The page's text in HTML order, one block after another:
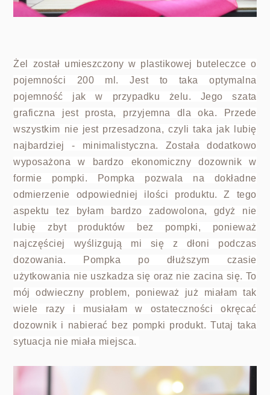
Żel został umieszczony w plastikowej buteleczce o
pojemności 200 ml. Jest to taka optymalna
pojemność jak w przypadku żelu. Jego szata
graficzna jest prosta, przyjemna dla oka. Przede
wszystkim nie jest przesadzona, czyli taka jak lubię
najbardziej - minimalistyczna. Została dodatkowo
wyposażona w bardzo ekonomiczny dozownik w
formie pompki. Pompka pozwala na dokładne
odmierzenie odpowiedniej ilości produktu. Z tego
aspektu tez byłam bardzo zadowolona, gdyż nie
lubię zbyt produktów bez pompki, ponieważ
najczęściej wyślizgują mi się z dłoni podczas
dozowania. Pompka po dłuższym czasie
użytkowania nie uszkadza się oraz nie zacina się. To
mój odwieczny problem, ponieważ już miałam tak
wiele razy i musiałam w ostateczności okręcać
dozownik i nabierać bez pompki produkt. Tutaj taka
sytuacja nie miała miejsca.